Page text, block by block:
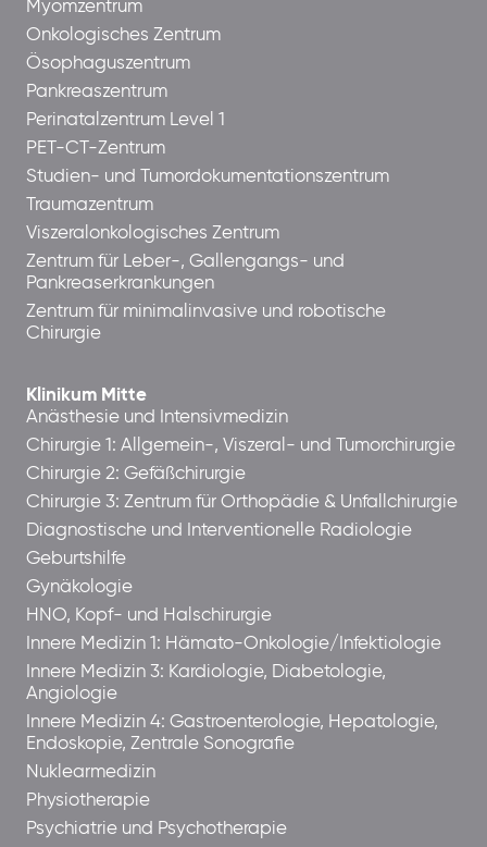
Myomzentrum
Onkologisches Zentrum
Ösophaguszentrum
Pankreaszentrum
Perinatalzentrum Level 1
PET-CT-Zentrum
Studien- und Tumordokumentationszentrum
Traumazentrum
Viszeralonkologisches Zentrum
Zentrum für Leber-, Gallengangs- und
Pankreaserkrankungen
Zentrum für minimalinvasive und robotische
Chirurgie
Klinikum Mitte
Anästhesie und Intensivmedizin
Chirurgie 1: Allgemein-, Viszeral- und Tumorchirurgie
Chirurgie 2: Gefäßchirurgie
Chirurgie 3: Zentrum für Orthopädie & Unfallchirurgie
Diagnostische und Interventionelle Radiologie
Geburtshilfe
Gynäkologie
HNO, Kopf- und Halschirurgie
Innere Medizin 1: Hämato-Onkologie/Infektiologie
Innere Medizin 3: Kardiologie, Diabetologie,
Angiologie
Innere Medizin 4: Gastroenterologie, Hepatologie,
Endoskopie, Zentrale Sonografie
Nuklearmedizin
Physiotherapie
Psychiatrie und Psychotherapie